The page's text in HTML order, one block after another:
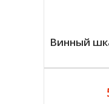
Винный